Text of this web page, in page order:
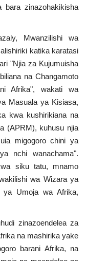
zinazohakikisha
Mwanzilishi wa
katika karatasi
"Njia za Kujumuisha
na Changamoto
Afrika", wakati wa
Masuala ya Kisiasa,
kwa kushirikiana na
(APRM), kuhusu njia
migogoro chini ya
nchi wanachama".
siku tatu, mnamo
wa Wizara ya
ya Umoja wa Afrika,
zinazoendelea za
na mashirika yake
barani Afrika, na